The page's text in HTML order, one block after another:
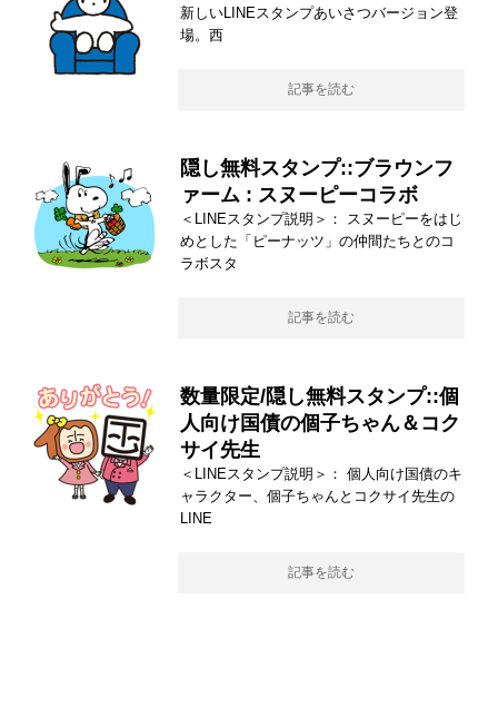
新しいLINEスタンプあいさつバージョン登
場。西
記事を読む
隠し無料スタンプ::ブラウンフ
ァーム : スヌーピーコラボ
＜LINEスタンプ説明＞： スヌーピーをはじ
めとした「ピーナッツ」の仲間たちとのコ
ラボスタ
記事を読む
数量限定/隠し無料スタンプ::個
人向け国債の個子ちゃん＆コク
サイ先生
＜LINEスタンプ説明＞： 個人向け国債のキ
ャラクター、個子ちゃんとコクサイ先生の
LINE
記事を読む